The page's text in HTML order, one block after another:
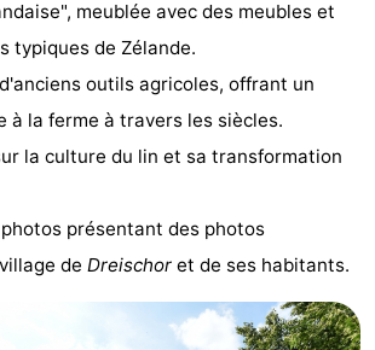
meublée avec des meubles et
typiques de Zélande.
outils agricoles, offrant un
à la ferme à travers les siècles.
la culture du lin et sa transformation
présentant des photos
de Dreischor et de ses habitants.